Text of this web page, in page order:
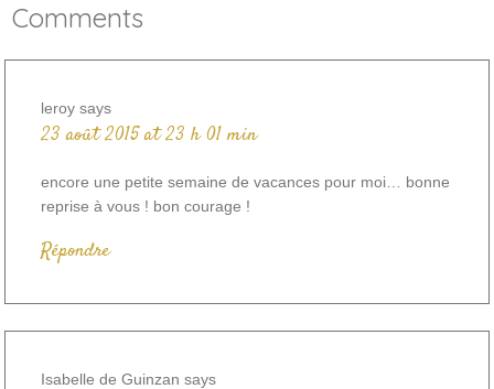
Comments
leroy says
23 août 2015 at 23 h 01 min
encore une petite semaine de vacances pour moi… bonne
reprise à vous ! bon courage !
Répondre
Isabelle de Guinzan says